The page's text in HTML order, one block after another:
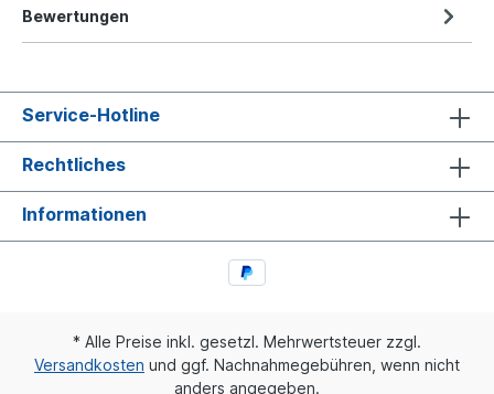
Bewertungen
Service-Hotline
Rechtliches
Informationen
* Alle Preise inkl. gesetzl. Mehrwertsteuer zzgl.
Versandkosten und ggf. Nachnahmegebühren, wenn nicht
anders angegeben.